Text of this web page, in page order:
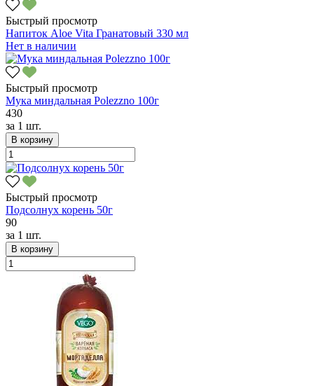
Быстрый просмотр
Напиток Aloe Vita Гранатовый 330 мл
Нет в наличии
Быстрый просмотр
Мука миндальная Polezzno 100г
430
за 1 шт.
В корзину
Быстрый просмотр
Подсолнух корень 50г
90
за 1 шт.
В корзину